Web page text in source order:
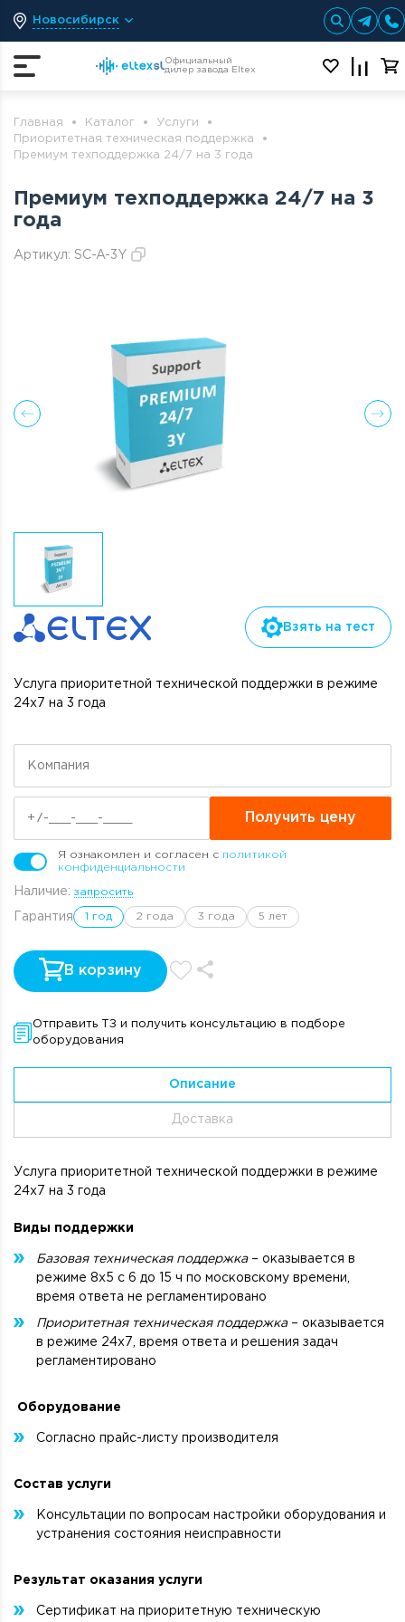
Новосибирск
Официальный
дилер завода Eltex
Главная Каталог
Услуги
Приоритетная техническая поддержка
Премиум техподдержка 24/7 на 3 года
Премиум техподдержка 24/7 на 3
года
Артикул: SC-A-3Y
Взять на тест
Услуга приоритетной технической поддержки в режиме
24х7 на 3 года
Получить цену
Я ознакомлен и согласен с политикой
конфиденциальности
Наличие: запросить
Гарантия 1 год 2 года 3 года 5 лет
В корзину
Отправить ТЗ и получить консультацию в подборе
оборудования
Описание
Доставка
Услуга приоритетной технической поддержки в режиме
24х7 на 3 года
Виды поддержки
Базовая техническая поддержка– оказывается в
режиме 8х5 с 6 до 15 ч по московскому времени,
время ответа не регламентировано
Приоритетная техническая поддержка– оказывается
в режиме 24х7, время ответа и решения задач
регламентировано
Оборудование
Согласно прайс-листу производителя
Состав услуги
Консультации по вопросам настройки оборудования и
устранения состояния неисправности
Результат оказания услуги
Сертификат на приоритетную техническую